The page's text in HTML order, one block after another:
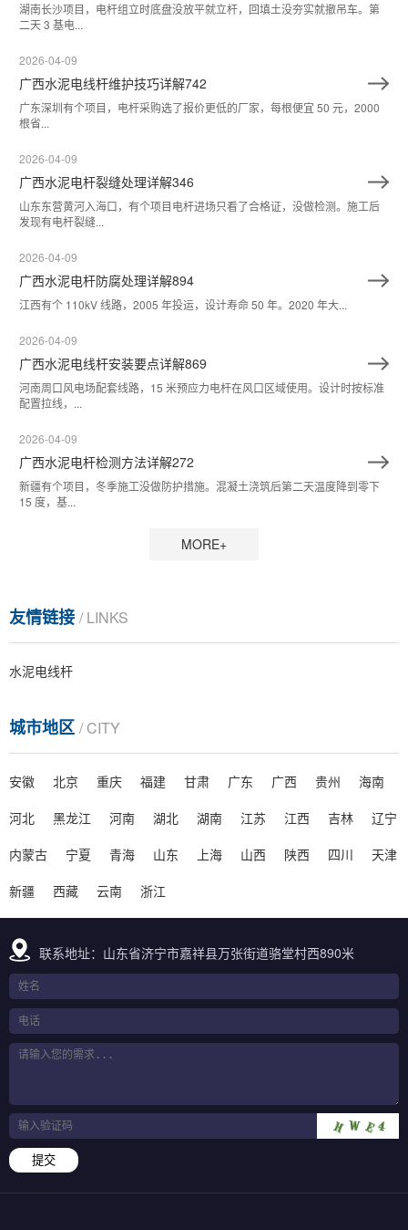
湖南长沙项目，电杆组立时底盘没放平就立杆，回填土没夯实就撤吊车。第
二天 3 基电...
2026-04-09
广西水泥电线杆维护技巧详解742
广东深圳有个项目，电杆采购选了报价更低的厂家，每根便宜 50 元，2000
根省...
2026-04-09
广西水泥电杆裂缝处理详解346
山东东营黄河入海口，有个项目电杆进场只看了合格证，没做检测。施工后
发现有电杆裂缝...
2026-04-09
广西水泥电杆防腐处理详解894
江西有个 110kV 线路，2005 年投运，设计寿命 50 年。2020 年大...
2026-04-09
广西水泥电线杆安装要点详解869
河南周口风电场配套线路，15 米预应力电杆在风口区域使用。设计时按标准
配置拉线，...
2026-04-09
广西水泥电杆检测方法详解272
新疆有个项目，冬季施工没做防护措施。混凝土浇筑后第二天温度降到零下
15 度，基...
MORE+
友情链接 / LINKS
水泥电线杆
城市地区 / CITY
安徽 北京 重庆 福建 甘肃 广东 广西 贵州
海南
河北
黑龙江 河南 湖北 湖南 江苏 江西 吉林
辽宁
内蒙古
宁夏 青海 山东 上海 山西 陕西 四川
天津
新疆
西藏 云南 浙江
联系地址：山东省济宁市嘉祥县万张街道骆堂村西890米
提交